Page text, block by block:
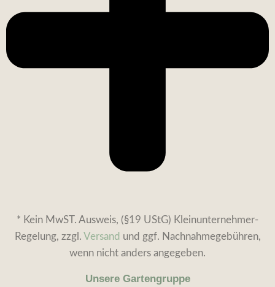
* Kein MwST. Ausweis, (§19 UStG) Kleinunternehmer-
Regelung, zzgl. Versand und ggf. Nachnahmegebühren,
wenn nicht anders angegeben.
Unsere Gartengruppe